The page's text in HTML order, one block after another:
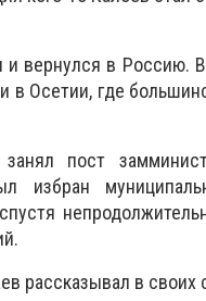
вернулся в Россию.
в Осетии, где
пост
избран
рассказывал в своих